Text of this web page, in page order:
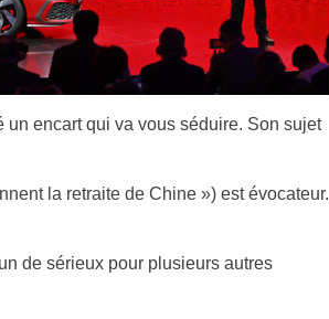
encart qui va vous séduire. Son sujet
la retraite de Chine ») est évocateur.
de sérieux pour plusieurs autres